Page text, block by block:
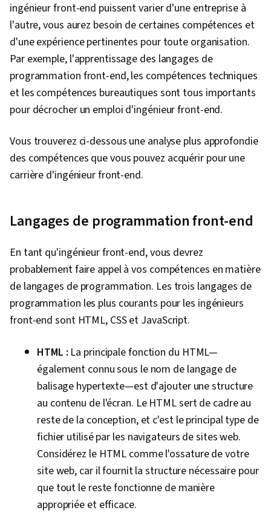
ingénieur front-end puissent varier d'une entreprise à
l'autre, vous aurez besoin de certaines compétences et
d'une expérience pertinentes pour toute organisation.
Par exemple, l'apprentissage des langages de
programmation front-end, les compétences techniques
et les compétences bureautiques sont tous importants
pour décrocher un emploi d'ingénieur front-end.
Vous trouverez ci-dessous une analyse plus approfondie
des compétences que vous pouvez acquérir pour une
carrière d'ingénieur front-end.
Langages de programmation front-end
En tant qu'ingénieur front-end, vous devrez
probablement faire appel à vos compétences en matière
de langages de programmation. Les trois langages de
programmation les plus courants pour les ingénieurs
front-end sont HTML, CSS et JavaScript.
HTML : La principale fonction du HTML—
également connu sous le nom de langage de
balisage hypertexte—est d'ajouter une structure
au contenu de l'écran. Le HTML sert de cadre au
reste de la conception, et c'est le principal type de
fichier utilisé par les navigateurs de sites web.
Considérez le HTML comme l'ossature de votre
site web, car il fournit la structure nécessaire pour
que tout le reste fonctionne de manière
appropriée et efficace.